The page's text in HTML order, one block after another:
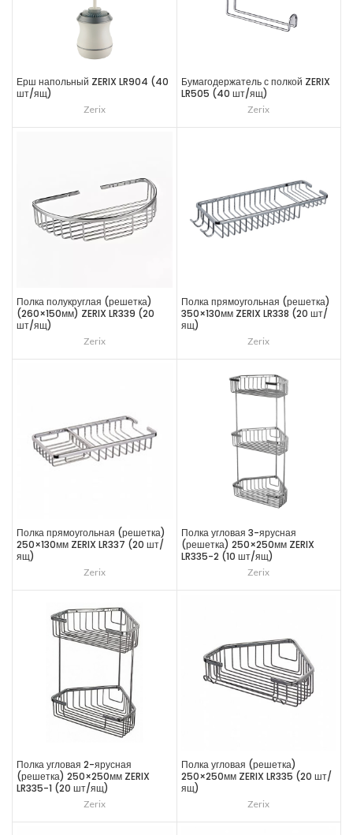
Ерш напольный ZERIX LR904 (40
шт/ящ)
Zerix
Бумагодержатель с полкой ZERIX
LR505 (40 шт/ящ)
Zerix
Полка полукруглая (решетка)
(260×150мм) ZERIX LR339 (20
шт/ящ)
Zerix
Полка прямоугольная (решетка)
350×130мм ZERIX LR338 (20 шт/
ящ)
Zerix
Полка прямоугольная (решетка)
250×130мм ZERIX LR337 (20 шт/
ящ)
Zerix
Полка угловая 3-ярусная
(решетка) 250×250мм ZERIX
LR335-2 (10 шт/ящ)
Zerix
Полка угловая 2-ярусная
(решетка) 250×250мм ZERIX
LR335-1 (20 шт/ящ)
Zerix
Полка угловая (решетка)
250×250мм ZERIX LR335 (20 шт/
ящ)
Zerix